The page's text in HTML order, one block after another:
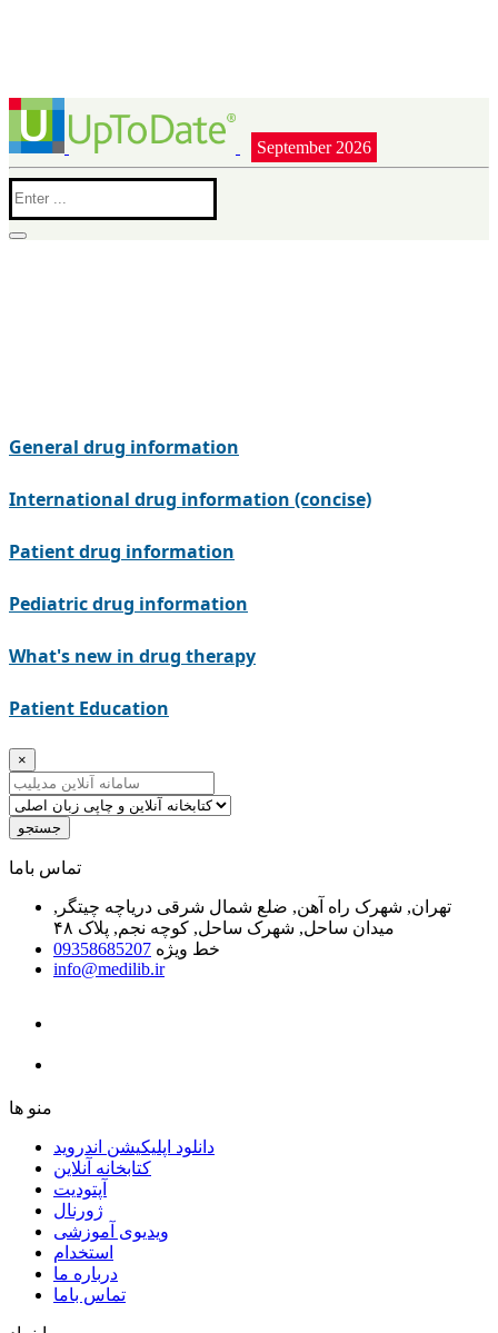
September 2026
General drug information
International drug information (concise)
Patient drug information
Pediatric drug information
What's new in drug therapy
Patient Education
×
جستجو
ﺗﻤﺎﺱ ﺑﺎﻣﺎ
تهران, شهرک راه آهن, ضلع شمال شرقی دریاچه چیتگر,
میدان ساحل, شهرک ساحل, کوچه نجم, پلاک ۴۸
خط ویژه 09358685207
info@medilib.ir
ﻣﻨﻮ ﻫﺎ
دانلود اپلیکیشن اندروید
ﮐﺘﺎﺑﺨﺎﻧﻪ ﺁﻧﻼﯾﻦ
ﺁﭘﺘﻮﺩﯾﺖ
ﮊﻭﺭﻧﺎﻝ
ویدیوی آموزشی
استخدام
درباره ما
ﺗﻤﺎﺱ ﺑﺎﻣﺎ